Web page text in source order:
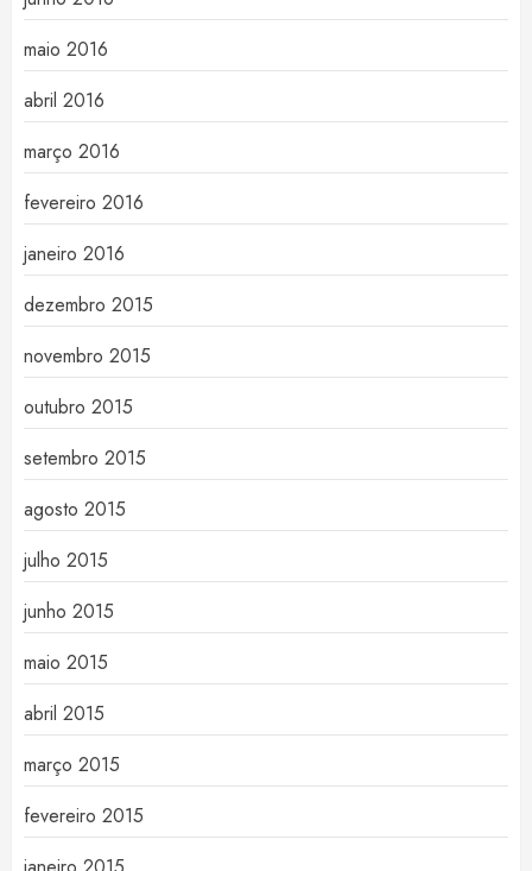
maio 2016
abril 2016
março 2016
fevereiro 2016
janeiro 2016
dezembro 2015
novembro 2015
outubro 2015
setembro 2015
agosto 2015
julho 2015
junho 2015
maio 2015
abril 2015
março 2015
fevereiro 2015